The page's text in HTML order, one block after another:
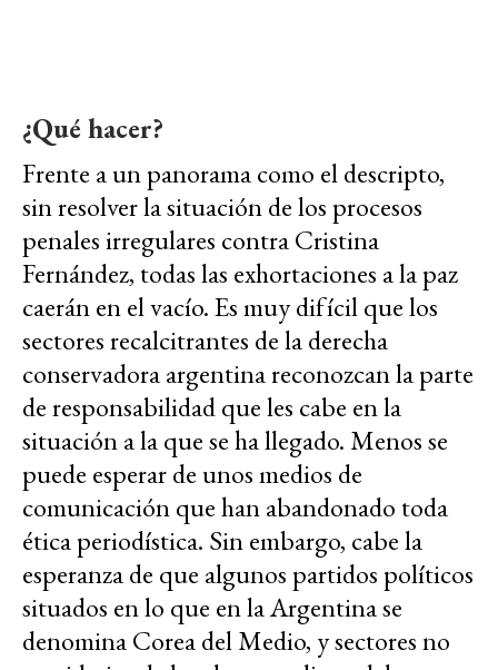
¿Qué hacer?
Frente a un panorama como el descripto,
sin resolver la situación de los procesos
penales irregulares contra Cristina
Fernández, todas las exhortaciones a la paz
caerán en el vacío. Es muy difícil que los
sectores recalcitrantes de la derecha
conservadora argentina reconozcan la parte
de responsabilidad que les cabe en la
situación a la que se ha llegado. Menos se
puede esperar de unos medios de
comunicación que han abandonado toda
ética periodística. Sin embargo, cabe la
esperanza de que algunos partidos políticos
situados en lo que en la Argentina se
denomina Corea del Medio, y sectores no